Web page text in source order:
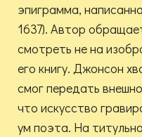
эпиграмма,
1637). Автор
смотреть не на
его книгу. Джонсон
смог передать
что искусство
ум поэта. На